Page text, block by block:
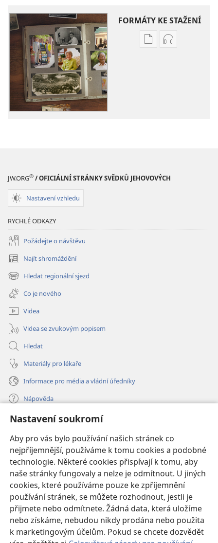
Nastavení soukromí
Aby pro vás bylo používání našich stránek co
nejpříjemnější, používáme k tomu cookies a podobné
technologie. Některé cookies přispívají k tomu, aby
naše stránky fungovaly a nelze je odmítnout. U jiných
cookies, které používáme pouze ke zpříjemnění
používání stránek, se můžete rozhodnout, jestli je
přijmete nebo odmítnete. Žádná data, která uložíme
nebo získáme, nebudou nikdy prodána nebo použita
k marketingovým účelům. Pokud se chcete dozvědět
FORMÁTY KE STAŽENÍ
FormátyFormáty
JW.ORG® / OFICIÁLNÍ STRÁNKY SVĚDKŮ JEHOVOVÝCH
Nastavení vzhledu
RYCHLÉ ODKAZY
Požádejte o návštěvu
Najít shromáždění
(otevřeno
nové
okno)
Hledat regionální sjezd
(otevřeno
nové
okno)
Co je nového
Videa
Videa se zvukovým popisem
Hledat
Materiály pro lékaře
Informace pro média a vládní úředníky
Nápověda
Dary
nové
okno) ONLINE KNIHOVNA Strážné věže
(otevřeno
nové
okno)JW Hub®
(otevřeno
nové
okno)JW Library
Watchtower Library